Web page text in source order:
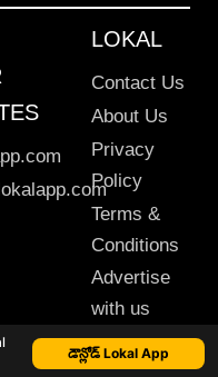
డౌన్లోడ్ Lokal App
LOKAL
Contact Us
About Us
Privacy
Policy
Terms &
Conditions
Advertise
with us
Sitemap
2020 Lokal App. All rights reserved.